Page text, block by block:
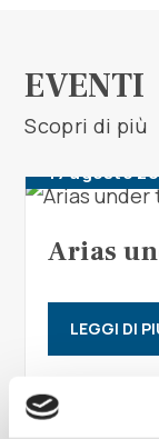
Destinazione
Cosa fare
Info
Multimedia
Tourist
Safe in
EVENTI
Scopri di più
17 agosto
Arias
LEGGI DI